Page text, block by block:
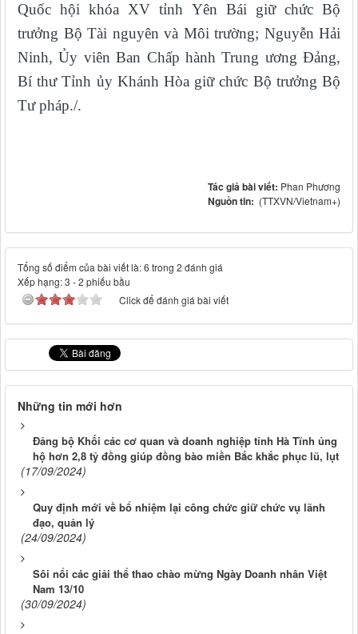
Quốc hội khóa XV tỉnh Yên Bái giữ chức Bộ
trưởng Bộ Tài nguyên và Môi trường; Nguyễn Hải
Ninh, Ủy viên Ban Chấp hành Trung ương Đảng,
Bí thư Tỉnh ủy Khánh Hòa giữ chức Bộ trưởng Bộ
Tư pháp./.
Tác giả bài viết: Phan Phương
Nguồn tin: (TTXVN/Vietnam+)
Tổng số điểm của bài viết là: 6 trong 2 đánh giá
Xếp hạng:3 -2 phiếu bầu
Click để đánh giá bài viết
Những tin mới hơn
Đảng bộ Khối các cơ quan và doanh nghiệp tỉnh Hà Tĩnh ủng
hộ hơn 2,8 tỷ đồng giúp đồng bào miền Bắc khắc phục lũ, lụt
(17/09/2024)
Quy định mới về bổ nhiệm lại công chức giữ chức vụ lãnh
đạo, quản lý
(24/09/2024)
Sôi nổi các giải thể thao chào mừng Ngày Doanh nhân Việt
Nam 13/10
(30/09/2024)